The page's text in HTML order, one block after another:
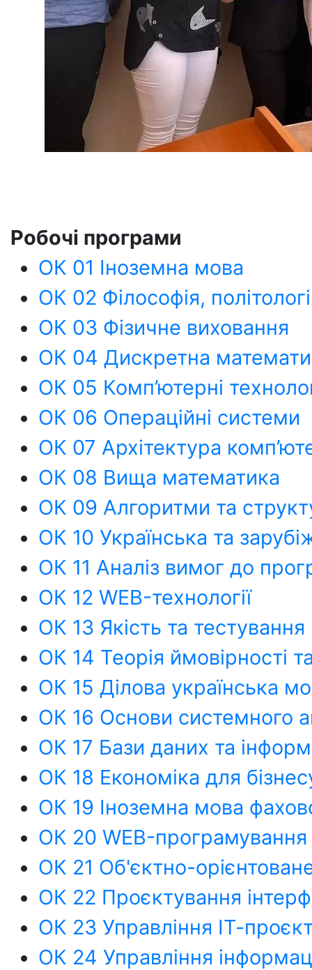
Робочі програми
ОК 01 Іноземна мова
ОК 02 Філософія,
ОК 03 Фізичне виховання
ОК 04 Дискретна
ОК 05 Комп’ютерні
ОК 06 Операційні системи
ОК 07 Архітектура
ОК 08 Вища математика
ОК 09 Алгоритми та
ОК 10 Українська та
ОК 11 Аналіз вимог до
ОК 12 WEB-технології
ОК 13 Якість та
ОК 14 Теорія ймовірності
ОК 15 Ділова українська
ОК 16 Основи системного
ОК 17 Бази даних та
ОК 18 Економіка для
ОК 19 Іноземна мова
ОК 20 WEB-програмування
ОК 21 Об'єктно-
ОК 22 Проєктування
ОК 23 Управління ІТ-
ОК 24 Управління